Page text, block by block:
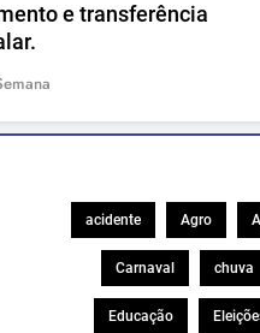
e transferência
acidente Agro
Carnaval chuva
Educação